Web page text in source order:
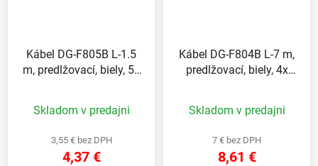
Kábel DG-F805B L-1.5
m, predlžovací, biely, 5x
Skladom v predajni
3,55 € bez DPH
4,37 €
Kábel DG-F804B L-7 m,
predlžovací, biely, 4x
Skladom v predajni
7 € bez DPH
8,61 €